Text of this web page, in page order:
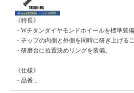
《特長》
・Wチタンダイヤモンドホイールを標準装備
・チップの内側と外側を同時に研ぎ上げる
・研磨台に位置決めリングを装備。
《仕様》
・品番...